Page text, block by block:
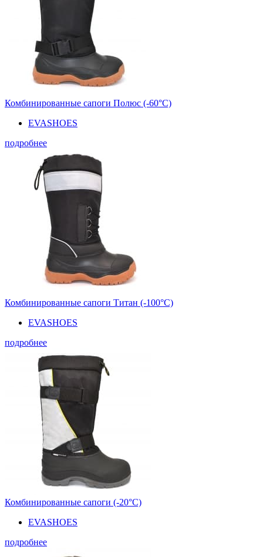
Комбинированные сапоги Полюс (-60°С)
EVASHOES
подробнее
Комбинированные сапоги Титан (-100°С)
EVASHOES
подробнее
Комбинированные сапоги (-20°С)
EVASHOES
подробнее